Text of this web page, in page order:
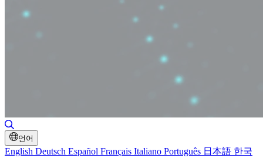
언어
English Deutsch Español Français Italiano Português 日本語 한국